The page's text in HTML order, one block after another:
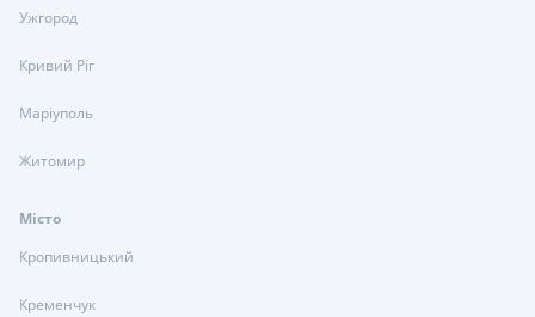
Ужгород
Кривий Ріг
Маріуполь
Житомир
Місто
Кропивницький
Кременчук